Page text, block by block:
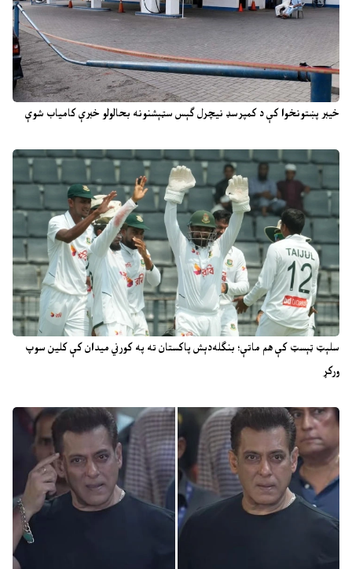
خیبر پښتونخوا کې د کمپرسډ نیچرل ګېس سټېشنونه بحالولو خبرې کامیاب شوې
سلېټ ټېسټ کې هم ماتې؛ بنګله‌دېش پاکستان ته په کورني میدان کې کلین سوپ
ورکړ